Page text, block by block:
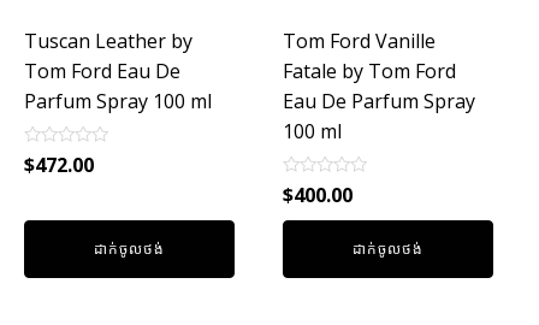
Tuscan Leather by
Tom Ford Eau De
Parfum Spray 100 ml
Rated
0
5
$472.00
ដាក់ចូលថង់
Tom Ford Vanille
Fatale by Tom Ford
Eau De Parfum Spray
100 ml
Rated
0
out
$400.00
ដាក់ចូលថង់